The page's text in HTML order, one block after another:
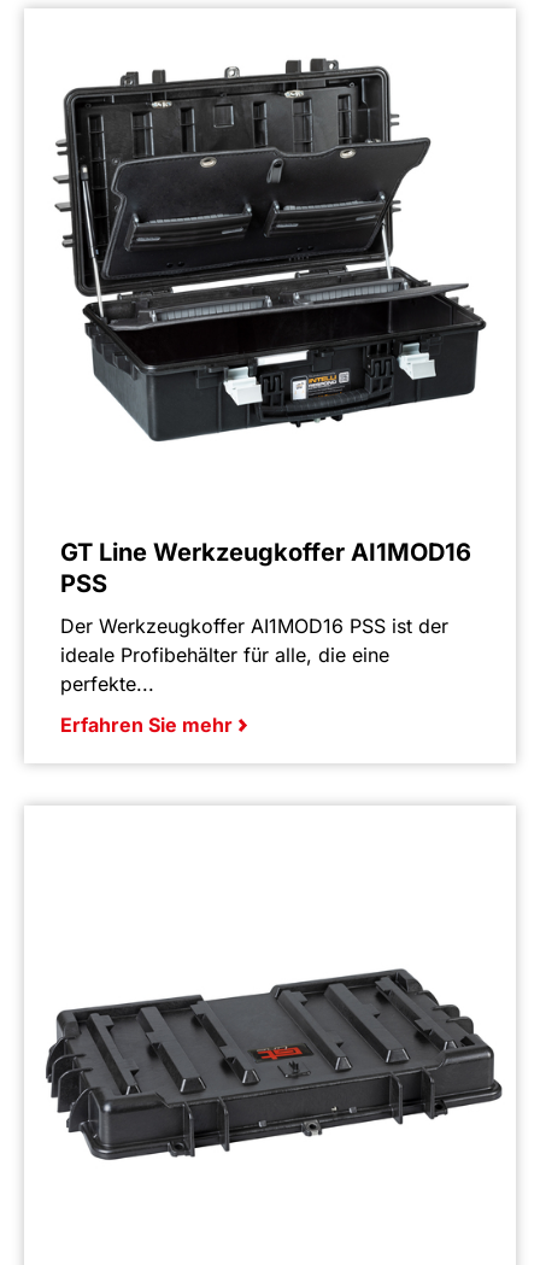
GT Line Werkzeugkoffer AI1MOD16
PSS
Der Werkzeugkoffer AI1MOD16 PSS ist der
ideale Profibehälter für alle, die eine
perfekte...
Erfahren Sie mehr